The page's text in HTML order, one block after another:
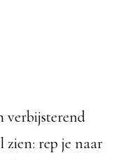
verbijsterend
rep je naar